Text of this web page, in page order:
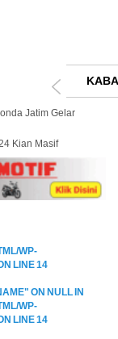
Jatim Gelar
Kian Masif
WP-
LINE14
ON NULL IN
WP-
LINE14